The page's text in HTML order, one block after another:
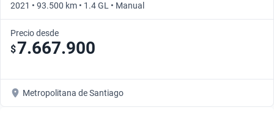
2021 • 93.500 km • 1.4 GL • Manual
Precio desde
$7.667.900
Metropolitana de Santiago